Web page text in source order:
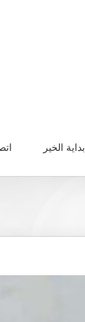
بداية الخير